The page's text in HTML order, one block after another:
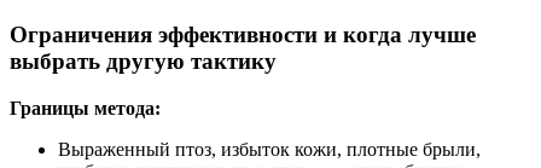
Ограничения эффективности и когда лучше
выбрать другую тактику
Границы метода:
Выраженный птоз, избыток кожи, плотные брыли,